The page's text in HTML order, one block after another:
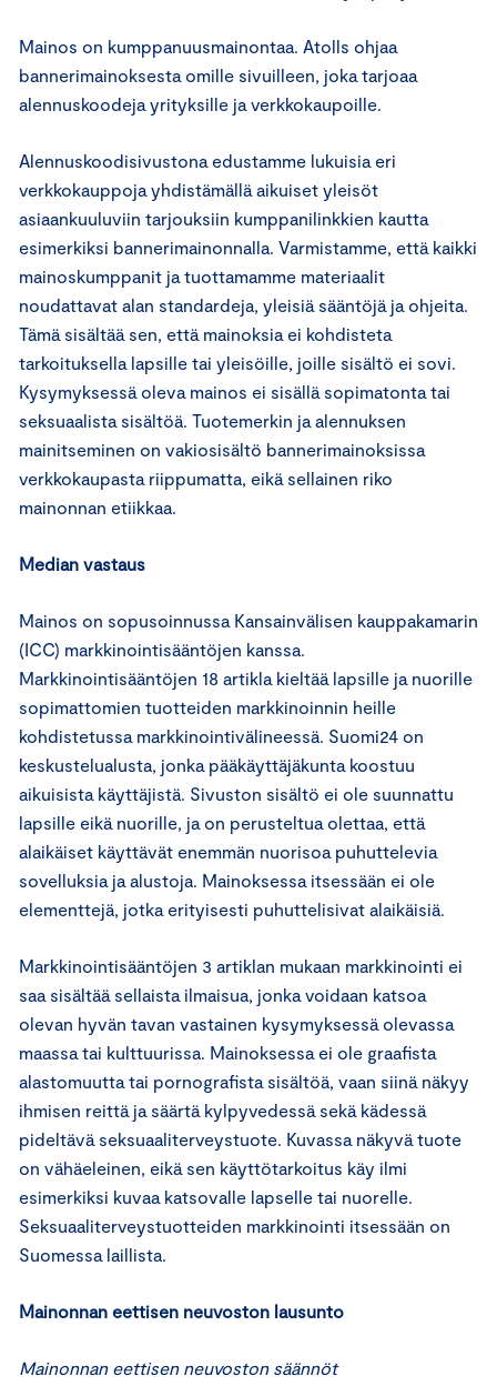
Mainos on kumppanuusmainontaa. Atolls ohjaa
bannerimainoksesta omille sivuilleen, joka tarjoaa
alennuskoodeja yrityksille ja verkkokaupoille.
Alennuskoodisivustona edustamme lukuisia eri
verkkokauppoja yhdistämällä aikuiset yleisöt
asiaankuuluviin tarjouksiin kumppanilinkkien kautta
esimerkiksi bannerimainonnalla. Varmistamme, että kaikki
mainoskumppanit ja tuottamamme materiaalit
noudattavat alan standardeja, yleisiä sääntöjä ja ohjeita.
Tämä sisältää sen, että mainoksia ei kohdisteta
tarkoituksella lapsille tai yleisöille, joille sisältö ei sovi.
Kysymyksessä oleva mainos ei sisällä sopimatonta tai
seksuaalista sisältöä. Tuotemerkin ja alennuksen
mainitseminen on vakiosisältö bannerimainoksissa
verkkokaupasta riippumatta, eikä sellainen riko
mainonnan etiikkaa.
Median vastaus
Mainos on sopusoinnussa Kansainvälisen kauppakamarin
(ICC) markkinointisääntöjen kanssa.
Markkinointisääntöjen 18 artikla kieltää lapsille ja nuorille
sopimattomien tuotteiden markkinoinnin heille
kohdistetussa markkinointivälineessä. Suomi24 on
keskustelualusta, jonka pääkäyttäjäkunta koostuu
aikuisista käyttäjistä. Sivuston sisältö ei ole suunnattu
lapsille eikä nuorille, ja on perusteltua olettaa, että
alaikäiset käyttävät enemmän nuorisoa puhuttelevia
sovelluksia ja alustoja. Mainoksessa itsessään ei ole
elementtejä, jotka erityisesti puhuttelisivat alaikäisiä.
Markkinointisääntöjen 3 artiklan mukaan markkinointi ei
saa sisältää sellaista ilmaisua, jonka voidaan katsoa
olevan hyvän tavan vastainen kysymyksessä olevassa
maassa tai kulttuurissa. Mainoksessa ei ole graafista
alastomuutta tai pornografista sisältöä, vaan siinä näkyy
ihmisen reittä ja säärtä kylpyvedessä sekä kädessä
pideltävä seksuaaliterveystuote. Kuvassa näkyvä tuote
on vähäeleinen, eikä sen käyttötarkoitus käy ilmi
esimerkiksi kuvaa katsovalle lapselle tai nuorelle.
Seksuaaliterveystuotteiden markkinointi itsessään on
Suomessa laillista.
Mainonnan eettisen neuvoston lausunto
Mainonnan eettisen neuvoston säännöt